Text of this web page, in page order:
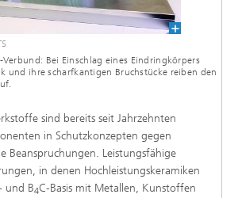
Verbund: Bei Einschlag eines Eindringkörpers
und ihre scharfkantigen Bruchstücke reiben den
sind bereits seit Jahrzehnten
in Schutzkonzepten gegen
Beanspruchungen. Leistungsfähige
in denen Hochleistungskeramiken
und B4C-Basis mit Metallen, Kunstoffen